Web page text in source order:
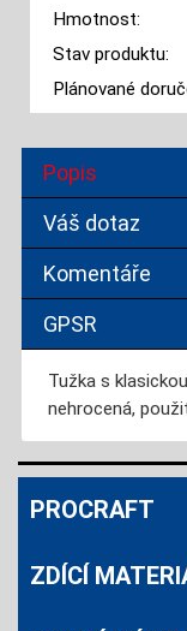
Hmotnost:
Stav produktu:
Plánované
Popis
Váš dotaz
Komentáře
GPSR
Tužka s
nehrocená,
PROCRAFT
ZDÍCÍ